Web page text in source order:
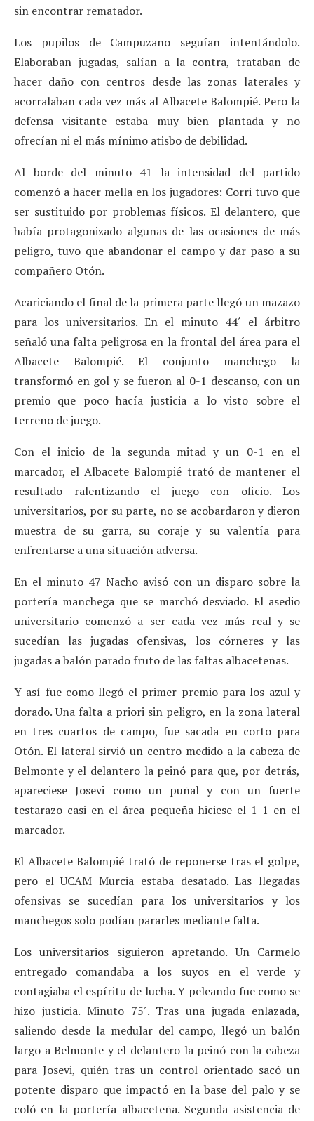
sin encontrar rematador.
Los pupilos de Campuzano seguían intentándolo.
Elaboraban jugadas, salían a la contra, trataban de
hacer daño con centros desde las zonas laterales y
acorralaban cada vez más al Albacete Balompié. Pero la
defensa visitante estaba muy bien plantada y no
ofrecían ni el más mínimo atisbo de debilidad.
Al borde del minuto 41 la intensidad del partido
comenzó a hacer mella en los jugadores: Corri tuvo que
ser sustituido por problemas físicos. El delantero, que
había protagonizado algunas de las ocasiones de más
peligro, tuvo que abandonar el campo y dar paso a su
compañero Otón.
Acariciando el final de la primera parte llegó un mazazo
para los universitarios. En el minuto 44´ el árbitro
señaló una falta peligrosa en la frontal del área para el
Albacete Balompié. El conjunto manchego la
transformó en gol y se fueron al 0-1 descanso, con un
premio que poco hacía justicia a lo visto sobre el
terreno de juego.
Con el inicio de la segunda mitad y un 0-1 en el
marcador, el Albacete Balompié trató de mantener el
resultado ralentizando el juego con oficio. Los
universitarios, por su parte, no se acobardaron y dieron
muestra de su garra, su coraje y su valentía para
enfrentarse a una situación adversa.
En el minuto 47 Nacho avisó con un disparo sobre la
portería manchega que se marchó desviado. El asedio
universitario comenzó a ser cada vez más real y se
sucedían las jugadas ofensivas, los córneres y las
jugadas a balón parado fruto de las faltas albaceteñas.
Y así fue como llegó el primer premio para los azul y
dorado. Una falta a priori sin peligro, en la zona lateral
en tres cuartos de campo, fue sacada en corto para
Otón. El lateral sirvió un centro medido a la cabeza de
Belmonte y el delantero la peinó para que, por detrás,
apareciese Josevi como un puñal y con un fuerte
testarazo casi en el área pequeña hiciese el 1-1 en el
marcador.
El Albacete Balompié trató de reponerse tras el golpe,
pero el UCAM Murcia estaba desatado. Las llegadas
ofensivas se sucedían para los universitarios y los
manchegos solo podían pararles mediante falta.
Los universitarios siguieron apretando. Un Carmelo
entregado comandaba a los suyos en el verde y
contagiaba el espíritu de lucha. Y peleando fue como se
hizo justicia. Minuto 75´. Tras una jugada enlazada,
saliendo desde la medular del campo, llegó un balón
largo a Belmonte y el delantero la peinó con la cabeza
para Josevi, quién tras un control orientado sacó un
potente disparo que impactó en la base del palo y se
coló en la portería albaceteña. Segunda asistencia de